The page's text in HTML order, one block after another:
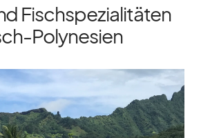
Fischspezialitäten
Polynesien